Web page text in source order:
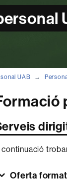
UAB
continuació
Oferta